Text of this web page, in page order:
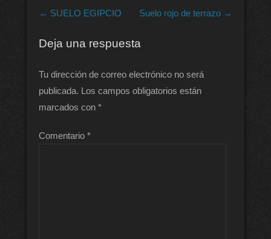
Navegación de entradas
← SUELO EGIPCIO Suelo rojo de terrazo →
Deja una respuesta
Tu dirección de correo electrónico no será
publicada. Los campos obligatorios están
marcados con *
Comentario *